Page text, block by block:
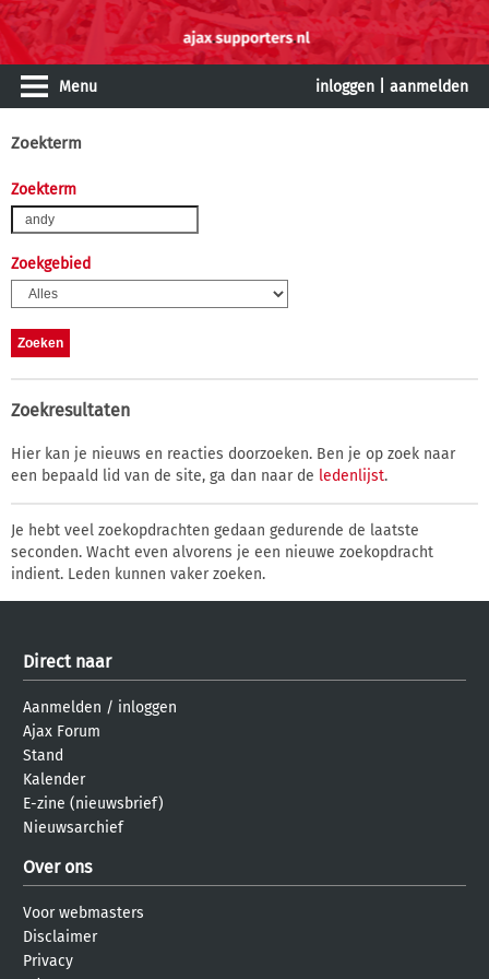
Menu inloggen aanmelden
Zoekterm
Zoekterm
Zoekgebied
Zoekresultaten
Hier kan je nieuws en reacties doorzoeken. Ben je op zoek naar
een bepaald lid van de site, ga dan naar de ledenlijst.
Je hebt veel zoekopdrachten gedaan gedurende de laatste
seconden. Wacht even alvorens je een nieuwe zoekopdracht
indient. Leden kunnen vaker zoeken.
Direct naar
Aanmelden / inloggen
Ajax Forum
Stand
Kalender
E-zine (nieuwsbrief)
Nieuwsarchief
Over ons
Voor webmasters
Disclaimer
Privacy